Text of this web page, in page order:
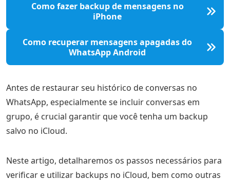
Como fazer backup de mensagens no
iPhone
Como recuperar mensagens apagadas do
WhatsApp Android
Antes de restaurar seu histórico de conversas no
WhatsApp, especialmente se incluir conversas em
grupo, é crucial garantir que você tenha um backup
salvo no iCloud.
Neste artigo, detalharemos os passos necessários para
verificar e utilizar backups no iCloud, bem como outras